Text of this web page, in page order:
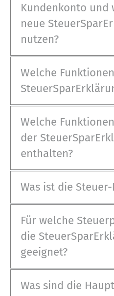
Kundenkonto und
neue SteuerSparErklärung
nutzen?
Welche
Welche
der
enthalten?
Was ist die
Für welche
die
geeignet?
Was sind die